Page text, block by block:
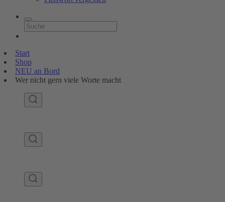
Start
Shop
NEU an Bord
Wer nicht gern viele Worte macht